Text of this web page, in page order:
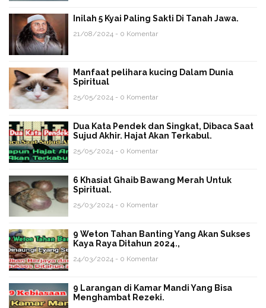
Inilah 5 Kyai Paling Sakti Di Tanah Jawa.
21/08/2024 - 0 Komentar
Manfaat pelihara kucing Dalam Dunia
Spiritual
25/05/2024 - 0 Komentar
Dua Kata Pendek dan Singkat, Dibaca Saat
Sujud Akhir. Hajat Akan Terkabul.
25/05/2024 - 0 Komentar
6 Khasiat Ghaib Bawang Merah Untuk
Spiritual.
25/03/2024 - 0 Komentar
9 Weton Tahan Banting Yang Akan Sukses
Kaya Raya Ditahun 2024.,
24/03/2024 - 0 Komentar
9 Larangan di Kamar Mandi Yang Bisa
Menghambat Rezeki.